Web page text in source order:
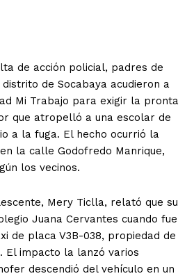
de acción policial, padres de
de Socabaya acudieron a
Mi Trabajo para exigir la pronta
que atropelló a una escolar de
a la fuga. El hecho ocurrió la
la calle Godofredo Manrique,
los vecinos.
Mery Ticlla, relató que su
Juana Cervantes cuando fue
de placa V3B-038, propiedad de
El impacto la lanzó varios
descendió del vehículo en un